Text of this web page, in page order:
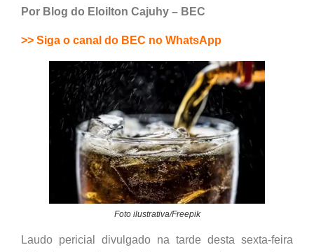
Por Blog do Eloilton Cajuhy – BEC
>> Siga o canal do BEC no WhatsApp
Foto ilustrativa/Freepik
Laudo pericial divulgado na tarde desta sexta-feira